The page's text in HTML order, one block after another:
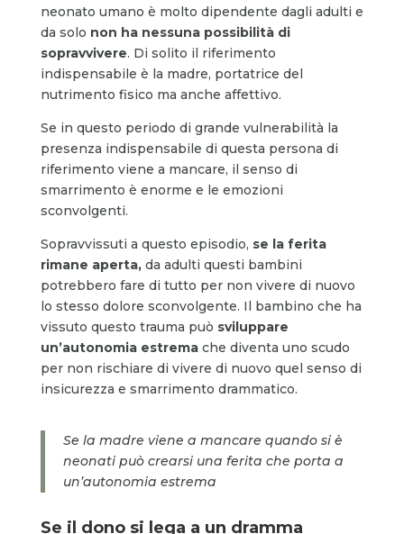
neonato umano è molto dipendente dagli adulti e
da solo non ha nessuna possibilità di
sopravvivere. Di solito il riferimento
indispensabile è la madre, portatrice del
nutrimento fisico ma anche affettivo.
Se in questo periodo di grande vulnerabilità la
presenza indispensabile di questa persona di
riferimento viene a mancare, il senso di
smarrimento è enorme e le emozioni
sconvolgenti.
Sopravvissuti a questo episodio, se la ferita
rimane aperta, da adulti questi bambini
potrebbero fare di tutto per non vivere di nuovo
lo stesso dolore sconvolgente. Il bambino che ha
vissuto questo trauma può sviluppare
un’autonomia estremache diventa uno scudo
per non rischiare di vivere di nuovo quel senso di
insicurezza e smarrimento drammatico.
Se la madre viene a mancare quando si è
neonati può crearsi una ferita che porta a
un’autonomia estrema
Se il dono si lega a un dramma